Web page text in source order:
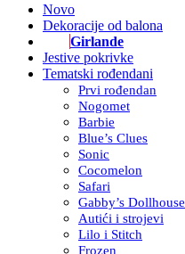
Novo
Dekoracije od balona
Girlande
Jestive pokrivke
Tematski rođendani
Prvi rođendan
Nogomet
Barbie
Blue’s Clues
Sonic
Cocomelon
Safari
Gabby’s Dollhouse
Autići i strojevi
Lilo i Stitch
Frozen